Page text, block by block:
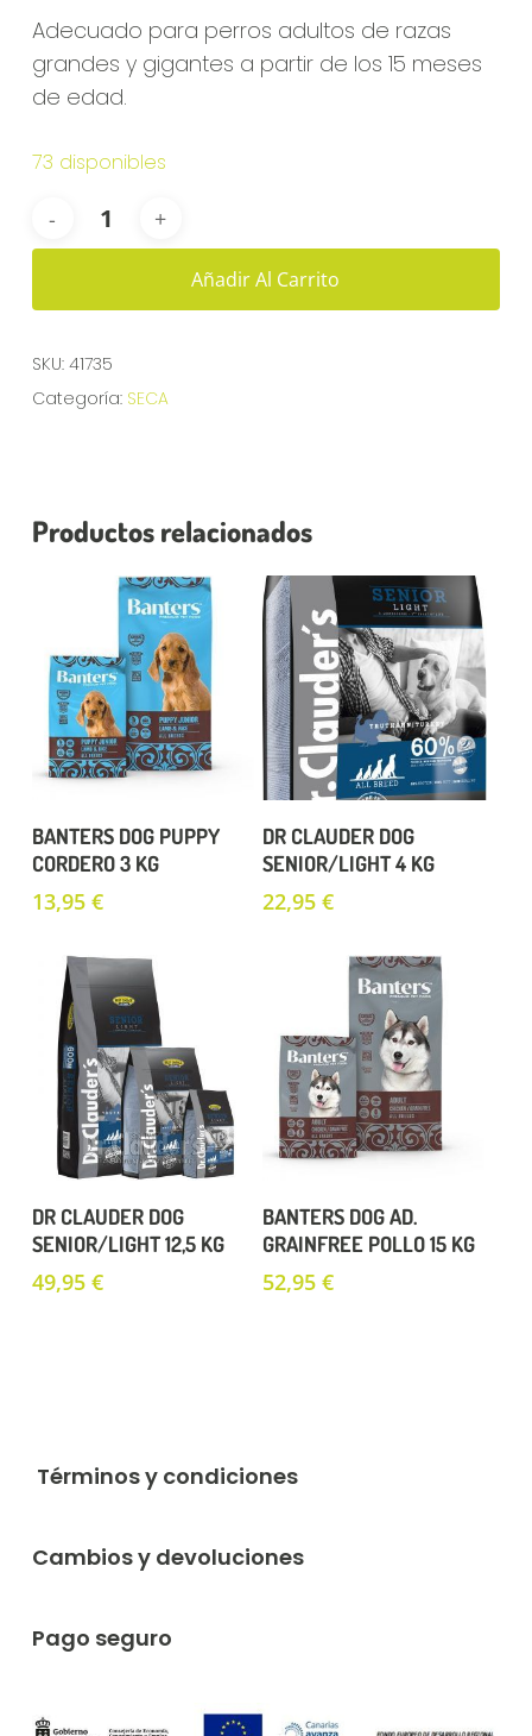
Adecuado para perros adultos de razas
grandes y gigantes a partir de los 15 meses
de edad.
73 disponibles
Añadir Al Carrito
SKU: 41735
Categoría: SECA
Productos relacionados
Añadir Al Carrito
BANTERS DOG PUPPY
CORDERO 3 KG
13,95 €
Añadir Al Carrito
DR CLAUDER DOG
SENIOR/LIGHT 4 KG
22,95€
Añadir Al Carrito
DR CLAUDER DOG
SENIOR/LIGHT 12,5 KG
49,95 €
Añadir Al Carrito
BANTERS DOG AD.
GRAINFREE POLLO 15 KG
52,95€
Términos y condiciones
Cambios y devoluciones
Pago seguro